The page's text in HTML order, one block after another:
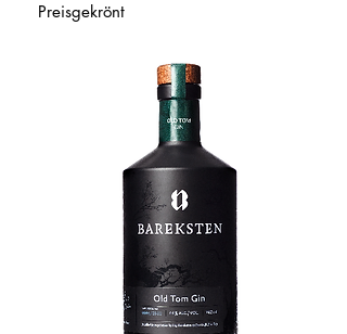
Preisgekrönt